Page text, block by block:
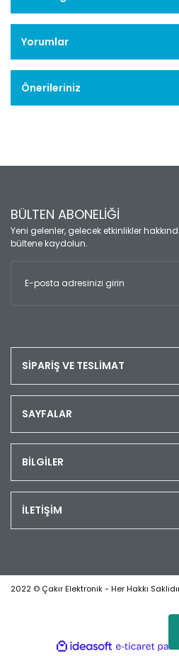
Yorumlar
Önerileriniz
BÜLTEN ABONELİĞİ
Yeni gelenler, gelecek etkinlikler
bültene kaydolun.
SİPARİŞ VE TESLİMAT
SAYFALAR
BİLGİLER
İLETİŞİM
2022 © Çakır Elektronik - Her Hakkı
ideasoft